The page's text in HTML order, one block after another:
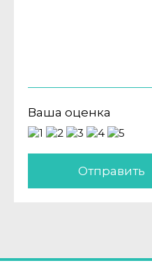
Ваша оценка
Отправить